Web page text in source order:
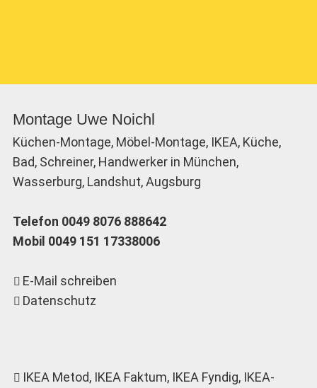
Montage Uwe Noichl
Küchen-Montage, Möbel-Montage, IKEA, Küche,
Bad, Schreiner, Handwerker in München,
Wasserburg, Landshut, Augsburg
Telefon 0049 8076 888642
Mobil 0049 151 17338006
E-Mail schreiben
Datenschutz
IKEA Metod, IKEA Faktum, IKEA Fyndig, IKEA-